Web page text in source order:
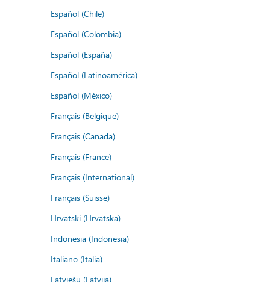
Español (Chile)
Español (Colombia)
Español (España)
Español (Latinoamérica)
Español (México)
Français (Belgique)
Français (Canada)
Français (France)
Français (International)
Français (Suisse)
Hrvatski (Hrvatska)
Indonesia (Indonesia)
Italiano (Italia)
Latviešu (Latvija)